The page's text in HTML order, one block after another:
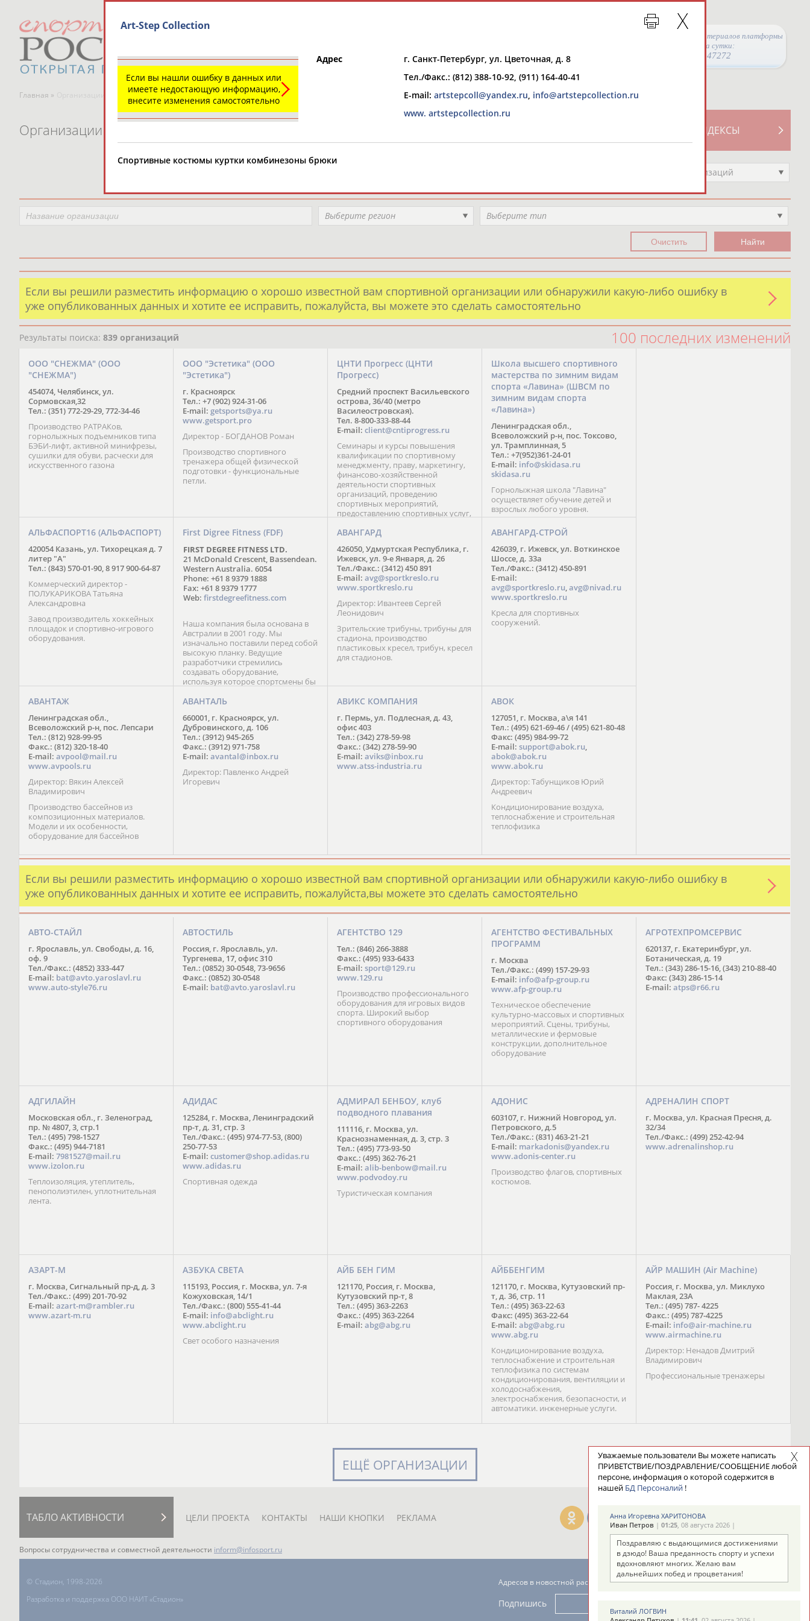
Просмотры материалов платформы
за сутки:
47272
Главная » Организации спортивной отрасли
СВОДНЫЕ ИНДЕКСЫ
Организации спортивной отрасли
Выберите другой тип организаций
Выберите регион Выберите тип
Если вы решили разместить информацию о хорошо известной вам спортивной организации или обнаружили какую-либо ошибку в
уже опубликованных данных и хотите ее исправить, пожалуйста, вы можете это сделать самостоятельно
Результаты поиска: 839 организаций 100 последних изменений
ООО "СНЕЖМА" (ООО
"СНЕЖМА")
454074, Челябинск, ул.
Сормовская,32
Тел.: (351) 772-29-29, 772-34-46
Производство РАТРАКов,
горнолыжных подъемников типа
БЭБИ-лифт, активной минифрезы,
сушилки для обуви, расчески для
искусственного газона
ООО "Эстетика" (ООО
"Эстетика")
г. Красноярск
Тел.: +7 (902) 924-31-06
E-mail: getsports@ya.ru
www.getsport.pro
Директор - БОГДАНОВ Роман
Производство спортивного
тренажера общей физической
подготовки - функциональные
петли.
ЦНТИ Прогресс (ЦНТИ
Прогресс)
Средний проспект Васильевского
острова, 36/40 (метро
Василеостровская).
Тел. 8-800-333-88-44
E-mail: client@cntiprogress.ru
Семинары и курсы повышения
квалификации по спортивному
менеджменту, праву, маркетингу,
финансово-хозяйственной
деятельности спортивных
организаций, проведению
спортивных мероприятий,
предоставлению спортивных услуг,
сооружений.
Школа высшего спортивного
мастерства по зимним видам
спорта «Лавина» (ШВСМ по
зимним видам спорта
«Лавина»)
Ленинградская обл.,
Всеволожский р-н, пос. Токсово,
ул. Трамплинная, 5
Тел.: +7(952)361-24-01
E-mail: info@skidasa.ru
skidasa.ru
Горнолыжная школа "Лавина"
осуществляет обучение детей и
взрослых любого уровня.
АЛЬФАСПОРТ16 (АЛЬФАСПОРТ)
420054 Казань, ул. Тихорецкая д. 7
литер "А"
Тел.: (843) 570-01-90, 8 917 900-64-87
Коммерческий директор -
ПОЛУКАРИКОВА Татьяна
Александровна
Завод производитель хоккейных
площадок и спортивно-игрового
оборудования.
First Digree Fitness (FDF)
FIRST DEGREE FITNESS LTD.
21 McDonald Crescent, Bassendean.
Western Australia. 6054
Phone: +61 8 9379 1888
Fax: +61 8 9379 1777
Web: firstdegreefitness.com
FIRST DEGREE FITNESS RUS
Москва: +7 (495) 137-54-77
С-Петербург: +7 (812) 602-94-77
Регионы РФ: 8 (804) 333-70-77
Web:fdfitness.ru
Наша компания была основана в
Австралии в 2001 году. Мы
изначально поставили перед собой
высокую планку. Ведущие
разработчики стремились
создавать оборудование,
используя которое спортсмены бы
от инвентаря конкурентов.
стала простая и емкая фраза:
«Почувствуйте разницу!». Ведь мы
точно знаем, что нет предела
совершенству и постоянно
пребываем в поиске лучших
материалов и более современных
решений.
АВАНГАРД
426050, Удмуртская Республика, г.
Ижевск, ул. 9-е Января, д. 26
Тел./Факс.: (3412) 450 891
E-mail: avg@sportkreslo.ru
www.sportkreslo.ru
Директор: Ивантеев Сергей
Леонидович
Зрительские трибуны, трибуны для
стадиона, производство
пластиковых кресел, трибун, кресел
для стадионов.
АВАНГАРД-СТРОЙ
426039, г. Ижевск, ул. Воткинское
Шоссе, д. 33а
Тел./Факс.: (3412) 450-891
E-mail:
avg@sportkreslo.ru,avg@nivad.ru
www.sportkreslo.ru
Кресла для спортивных
сооружений.
АВАНТАЖ
Ленинградская обл.,
Всеволожский р-н, пос. Лепсари
Тел.: (812) 928-99-95
Факс.: (812) 320-18-40
E-mail: avpool@mail.ru
www.avpools.ru
Директор: Вякин Алексей
Владимирович
Производство бассейнов из
композиционных материалов.
Модели и их особенности,
оборудование для бассейнов
АВАНТАЛЬ
660001, г. Красноярск, ул.
Дубровинского, д. 106
Тел.: (3912) 945-265
Факс.: (3912) 971-758
E-mail: avantal@inbox.ru
Директор: Павленко Андрей
Игоревич
АВИКС КОМПАНИЯ
г. Пермь, ул. Подлесная, д. 43,
офис 403
Тел.: (342) 278-59-98
Факс.: (342) 278-59-90
E-mail: aviks@inbox.ru
www.atss-industria.ru
АВОК
127051, г. Москва, а\я 141
Тел.: (495) 621-69-46 / (495) 621-80-48
Факс: (495) 984-99-72
E-mail: support@abok.ru,
abok@abok.ru
www.abok.ru
Директор: Табунщиков Юрий
Андреевич
Кондиционирование воздуха,
теплоснабжение и строительная
теплофизика
Если вы решили разместить информацию о хорошо известной вам спортивной организации или обнаружили какую-либо ошибку в
уже опубликованных данных и хотите ее исправить, пожалуйста,вы можете это сделать самостоятельно
АВТО-СТАЙЛ
г. Ярославль, ул. Свободы, д. 16,
оф. 9
Тел./Факс.: (4852) 333-447
E-mail: bat@avto.yaroslavl.ru
www.auto-style76.ru
АВТОСТИЛЬ
Россия, г. Ярославль, ул.
Тургенева, 17, офис 310
Тел.: (0852) 30-0548, 73-9656
Факс.: (0852) 30-0548
E-mail: bat@avto.yaroslavl.ru
АГЕНТСТВО 129
Тел.: (846) 266-3888
Факс.: (495) 933-6433
E-mail: sport@129.ru
www.129.ru
Производство профессионального
оборудования для игровых видов
спорта. Широкий выбор
спортивного оборудования
АГЕНТСТВО ФЕСТИВАЛЬНЫХ
ПРОГРАММ
г. Москва
Тел./Факс.: (499) 157-29-93
E-mail: info@afp-group.ru
www.afp-group.ru
Техническое обеспечение
культурно-массовых и спортивных
мероприятий. Сцены, трибуны,
металлические и фермовые
конструкции, дополнительное
оборудование
АГРОТЕХПРОМСЕРВИС
620137, г. Екатеринбург, ул.
Ботаническая, д. 19
Тел.: (343) 286-15-16, (343) 210-88-40
Факс: (343) 286-15-14
E-mail: atps@r66.ru
АДГИЛАЙН
Московская обл., г. Зеленоград,
пр. № 4807, 3, стр.1
Тел.: (495) 798-1527
Факс.: (495) 944-7181
E-mail: 7981527@mail.ru
www.izolon.ru
Теплоизоляция, утеплитель,
пенополиэтилен, уплотнительная
лента.
АДИДАС
125284, г. Москва, Ленинградский
пр-т, д. 31, стр. 3
Тел./Факс.: (495) 974-77-53, (800)
250-77-53
E-mail: customer@shop.adidas.ru
www.adidas.ru
Спортивная одежда
АДМИРАЛ БЕНБОУ, клуб
подводного плавания
111116, г. Москва, ул.
Краснознаменная, д. 3, стр. 3
Тел.: (495) 773-93-50
Факс.: (495) 362-76-21
E-mail: alib-benbow@mail.ru
www.podvodoy.ru
Туристическая компания
АДОНИС
603107, г. Нижний Новгород, ул.
Петровского, д.5
Тел./Факс.: (831) 463-21-21
E-mail: markadonis@yandex.ru
www.adonis-center.ru
Производство флагов, спортивных
костюмов.
АДРЕНАЛИН СПОРТ
г. Москва, ул. Красная Пресня, д.
32/34
Тел./Факс.: (499) 252-42-94
www.adrenalinshop.ru
АЗАРТ-М
г. Москва, Сигнальный пр-д, д. 3
Тел./Факс.: (499) 201-70-92
E-mail: azart-m@rambler.ru
www.azart-m.ru
АЗБУКА СВЕТА
115193, Россия, г. Москва, ул. 7-я
Кожуховская, 14/1
Тел./Факс.: (800) 555-41-44
E-mail: info@abclight.ru
www.abclight.ru
Свет особого назначения
АЙБ БЕН ГИМ
121170, Россия, г. Москва,
Кутузовский пр-т, 8
Тел.: (495) 363-2263
Факс.: (495) 363-2264
E-mail: abg@abg.ru
АЙББЕНГИМ
121170, г. Москва, Кутузовский пр-
т, д. 36, стр. 11
Тел.: (495) 363-22-63
Факс: (495) 363-22-64
E-mail: abg@abg.ru
www.abg.ru
Кондиционирование воздуха,
теплоснабжение и строительная
теплофизика по системам
кондиционирования, вентиляции и
холодоснабжения,
электроснабжения, безопасности, и
автоматики. инженерные услуги.
АЙР МАШИН (Air Machine)
Россия, г. Москва, ул. Миклухо
Маклая, 23А
Тел.: (495) 787- 4225
Факс.: (495) 787-4225
E-mail: info@air-machine.ru
www.airmachine.ru
Директор: Ненадов Дмитрий
Владимирович
Профессиональные тренажеры
ЕЩЁ ОРГАНИЗАЦИИ
Art-Step Collection
Если вы нашли ошибку в данных или
имеете недостающую информацию,
внесите изменения самостоятельно
Адрес
г. Санкт-Петербург, ул. Цветочная, д. 8
Тел./Факс.: (812) 388-10-92, (911) 164-40-41
E-mail: artstepcoll@yandex.ru, info@artstepcollection.ru
www. artstepcollection.ru
Спортивные костюмы куртки комбинезоны брюки
ТАБЛО АКТИВНОСТИ ЦЕЛИ ПРОЕКТА КОНТАКТЫ НАШИ КНОПКИ РЕКЛАМА
Вопросы сотрудничества и совместной деятельности inform@infosport.ru
© Стадион, 1998-2026
Разработка и поддержка ООО НАИТ «Стадион»
Адресов в новостной рассылке: 996
Подпишись
Уважаемые пользователи Вы можете написать
ПРИВЕТСТВИЕ/ПОЗДРАВЛЕНИЕ/СООБЩЕНИЕ любой
персоне, информация о которой содержится в
нашей БД Персоналий !
Анна Игоревна ХАРИТОНОВА
Иван Петров | 01:25, 08 августа 2026 |
Поздравляю с выдающимися достижениями
в дзюдо! Ваша преданность спорту и успехи
вдохновляют многих. Желаю вам
дальнейших побед и процветания!
Виталий ЛОГВИН